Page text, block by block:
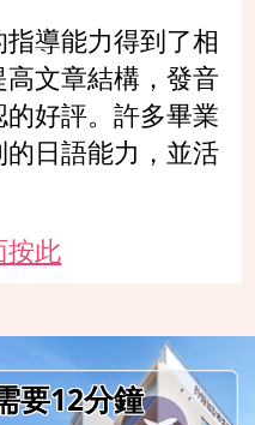
導能力得到了相
文章結構，發音
好評。許多畢業
日語能力，並活
按此
要12分鐘